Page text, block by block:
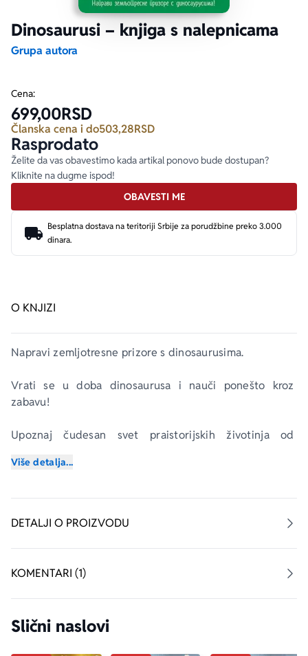
Dinosaurusi – knjiga s nalepnicama
Grupa autora
O KNJIZI
Napravi zemljotresne prizore s dinosaurusima.
Vrati se u doba dinosaurusa i nauči ponešto kroz
zabavu!
Upoznaj čudesan svet praistorijskih životinja od
mnoštvom nalepnicama oživi dinosauruse!
Više detalja...
DETALJI O PROIZVODU
KOMENTARI (1)
Cena:
699,00RSD
Članska cena i do503,28RSD
Rasprodato
Želite da vas obavestimo kada artikal ponovo bude dostupan?
Kliknite na dugme ispod!
OBAVESTI ME
Besplatna dostava na teritoriji Srbije za porudžbine preko 3.000
dinara.
Slični naslovi
Ekranizovane knjige
E-knjige
Autori
Poezija
Biografija
Bojan Ljubenović
Milica Jakovljević Mir-Jam
Peter Handke
Elif Šafak